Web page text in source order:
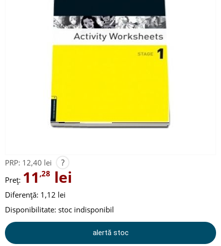
PRP: 12,40 lei ?
Preț: 11 ,28 lei
Diferență: 1,12 lei
Disponibilitate: stoc indisponibil
alertă stoc